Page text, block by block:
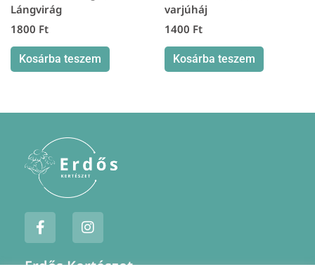
Lángvirág
1800 Ft
Kosárba teszem
varjúháj
1400 Ft
Kosárba teszem
F
a
c
e
I
n
s
t
Erdős Kertészet